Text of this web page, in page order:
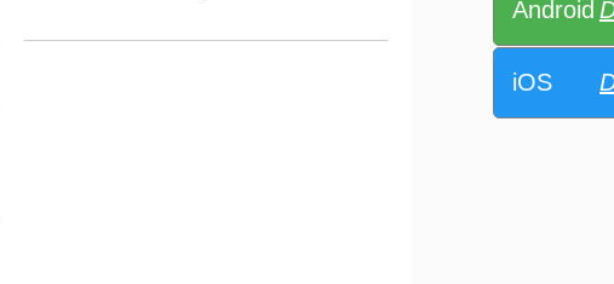
Android
iOS